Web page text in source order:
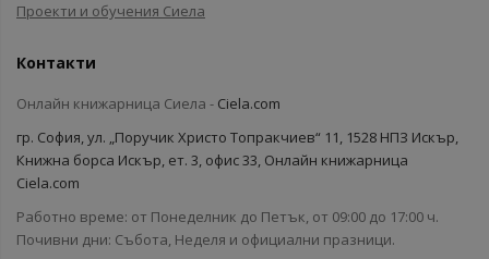
Проекти и обучения Сиела
Контакти
Онлайн книжарница Сиела - Ciela.com
гр. София, ул. „Поручик Христо Топракчиев“ 11, 1528 НПЗ Искър,
Книжна борса Искър, ет. 3, офис 33, Онлайн книжарница
Ciela.com
Работно време: от Понеделник до Петък, от 09:00 до 17:00 ч.
Почивни дни: Събота, Неделя и официални празници.